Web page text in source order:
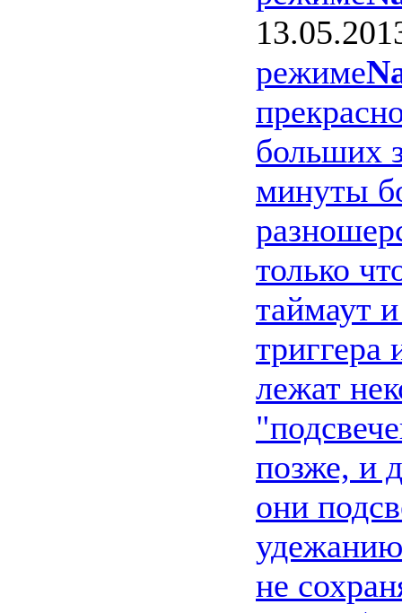
режиме
больших
минуты
только
таймаут
лежат
позже, и
они
не